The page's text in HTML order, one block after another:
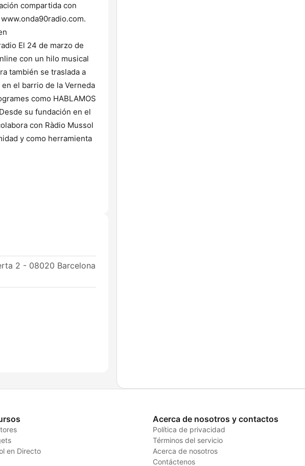
compartida con
El 24 de marzo de
con un hilo musical
también se traslada a
el barrio de la Verneda
como HABLAMOS
su fundación en el
con Ràdio Mussol
y como herramienta
2 - 08020 Barcelona
en Directo
Acerca de nosotros y contactos
Política de privacidad
Términos del servicio
Acerca de nosotros
Contáctenos